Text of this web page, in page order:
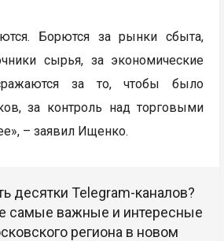
Борются за рынки сбыта,
сырья, за экономические
за то, чтобы было
за контроль над торговыми
– заявил Ищенко.
десятки Telegram-каналов?
самые важные и интересные
региона в новом